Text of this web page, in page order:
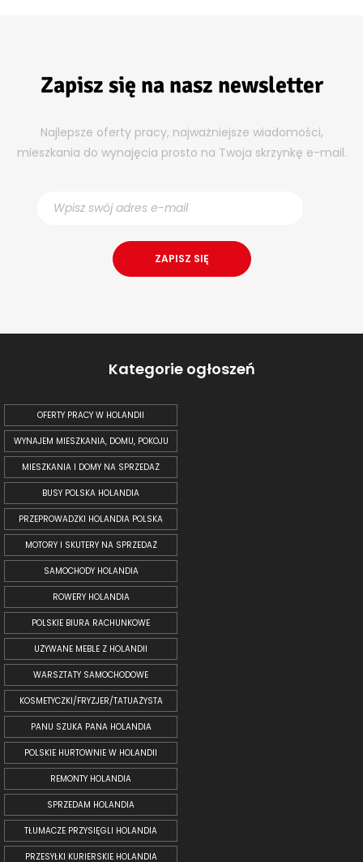
Zapisz się na nasz newsletter
Najlepsze oferty pracy, najważniejsze wiadomości,
mieszkania do wynajęcia prosto na Twoja skrzynkę e-mail.
Kategorie ogłoszeń
OFERTY PRACY W HOLANDII
WYNAJEM MIESZKANIA, DOMU, POKOJU
MIESZKANIA I DOMY NA SPRZEDAŻ
BUSY POLSKA HOLANDIA
PRZEPROWADZKI HOLANDIA POLSKA
MOTORY I SKUTERY NA SPRZEDAŻ
SAMOCHODY HOLANDIA
ROWERY HOLANDIA
POLSKIE BIURA RACHUNKOWE
UŻYWANE MEBLE Z HOLANDII
WARSZTATY SAMOCHODOWE
KOSMETYCZKI/FRYZJER/TATUAŻYSTA
PANU SZUKA PANA HOLANDIA
POLSKIE HURTOWNIE W HOLANDII
REMONTY HOLANDIA
SPRZEDAM HOLANDIA
TŁUMACZE PRZYSIĘGLI HOLANDIA
PRZESYŁKI KURIERSKIE HOLANDIA